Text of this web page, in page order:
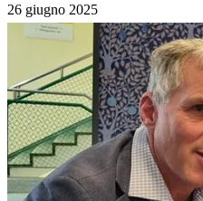
26 giugno 2025